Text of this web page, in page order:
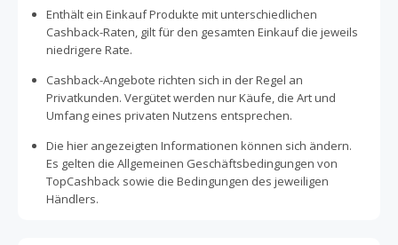
Enthält ein Einkauf Produkte mit unterschiedlichen
Cashback-Raten, gilt für den gesamten Einkauf die jeweils
niedrigere Rate.
Cashback-Angebote richten sich in der Regel an
Privatkunden. Vergütet werden nur Käufe, die Art und
Umfang eines privaten Nutzens entsprechen.
Die hier angezeigten Informationen können sich ändern.
Es gelten die Allgemeinen Geschäftsbedingungen von
TopCashback sowie die Bedingungen des jeweiligen
Händlers.